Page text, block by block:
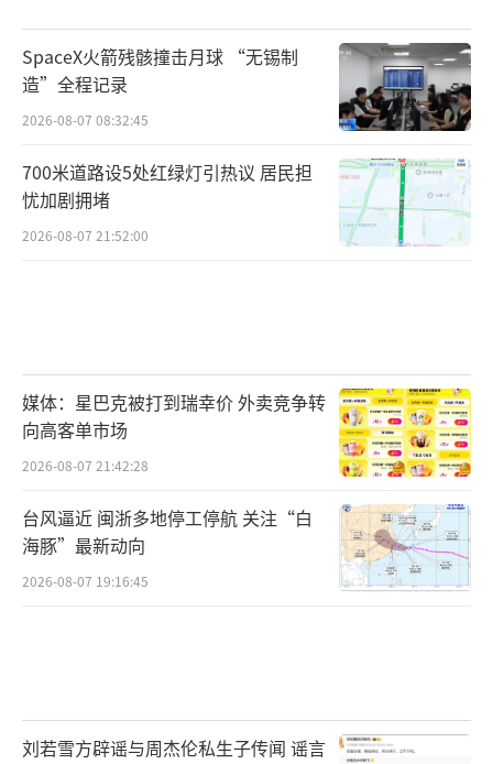
SpaceX火箭残骸撞击月球 “无锡制
造”全程记录
2026-08-07 08:32:45
700米道路设5处红绿灯引热议 居民担
忧加剧拥堵
2026-08-07 21:52:00
媒体：星巴克被打到瑞幸价 外卖竞争转
向高客单市场
2026-08-07 21:42:28
台风逼近 闽浙多地停工停航 关注“白
海豚”最新动向
2026-08-07 19:16:45
刘若雪方辟谣与周杰伦私生子传闻 谣言